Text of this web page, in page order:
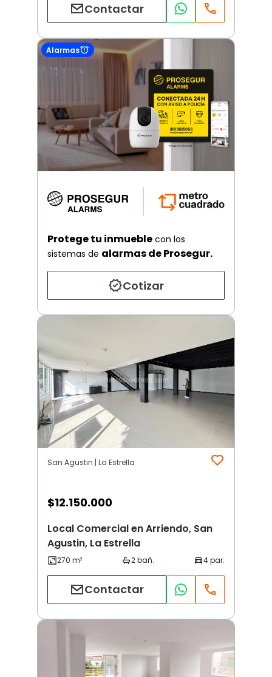
Contactar
Alarmas
Protege tu inmueble con los
sistemas de alarmas de Prosegur.
Cotizar
San Agustin | La Estrella
$12.150.000
Local Comercial en Arriendo, San
Agustin, La Estrella
Contactar